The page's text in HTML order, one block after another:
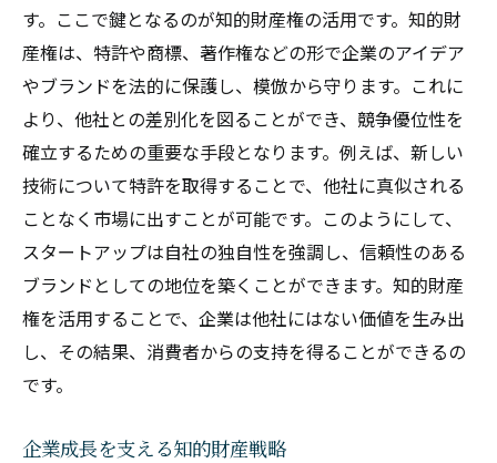
す。ここで鍵となるのが知的財産権の活用です。知的財
産権は、特許や商標、著作権などの形で企業のアイデア
やブランドを法的に保護し、模倣から守ります。これに
より、他社との差別化を図ることができ、競争優位性を
確立するための重要な手段となります。例えば、新しい
技術について特許を取得することで、他社に真似される
ことなく市場に出すことが可能です。このようにして、
スタートアップは自社の独自性を強調し、信頼性のある
ブランドとしての地位を築くことができます。知的財産
権を活用することで、企業は他社にはない価値を生み出
し、その結果、消費者からの支持を得ることができるの
です。
企業成長を支える知的財産戦略